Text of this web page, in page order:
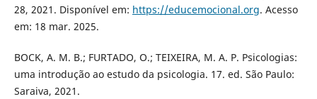
28, 2021. Disponível em: https://educemocional.org. Acesso
em: 18 mar. 2025.
BOCK, A. M. B.; FURTADO, O.; TEIXEIRA, M. A. P. Psicologias:
uma introdução ao estudo da psicologia. 17. ed. São Paulo:
Saraiva, 2021.